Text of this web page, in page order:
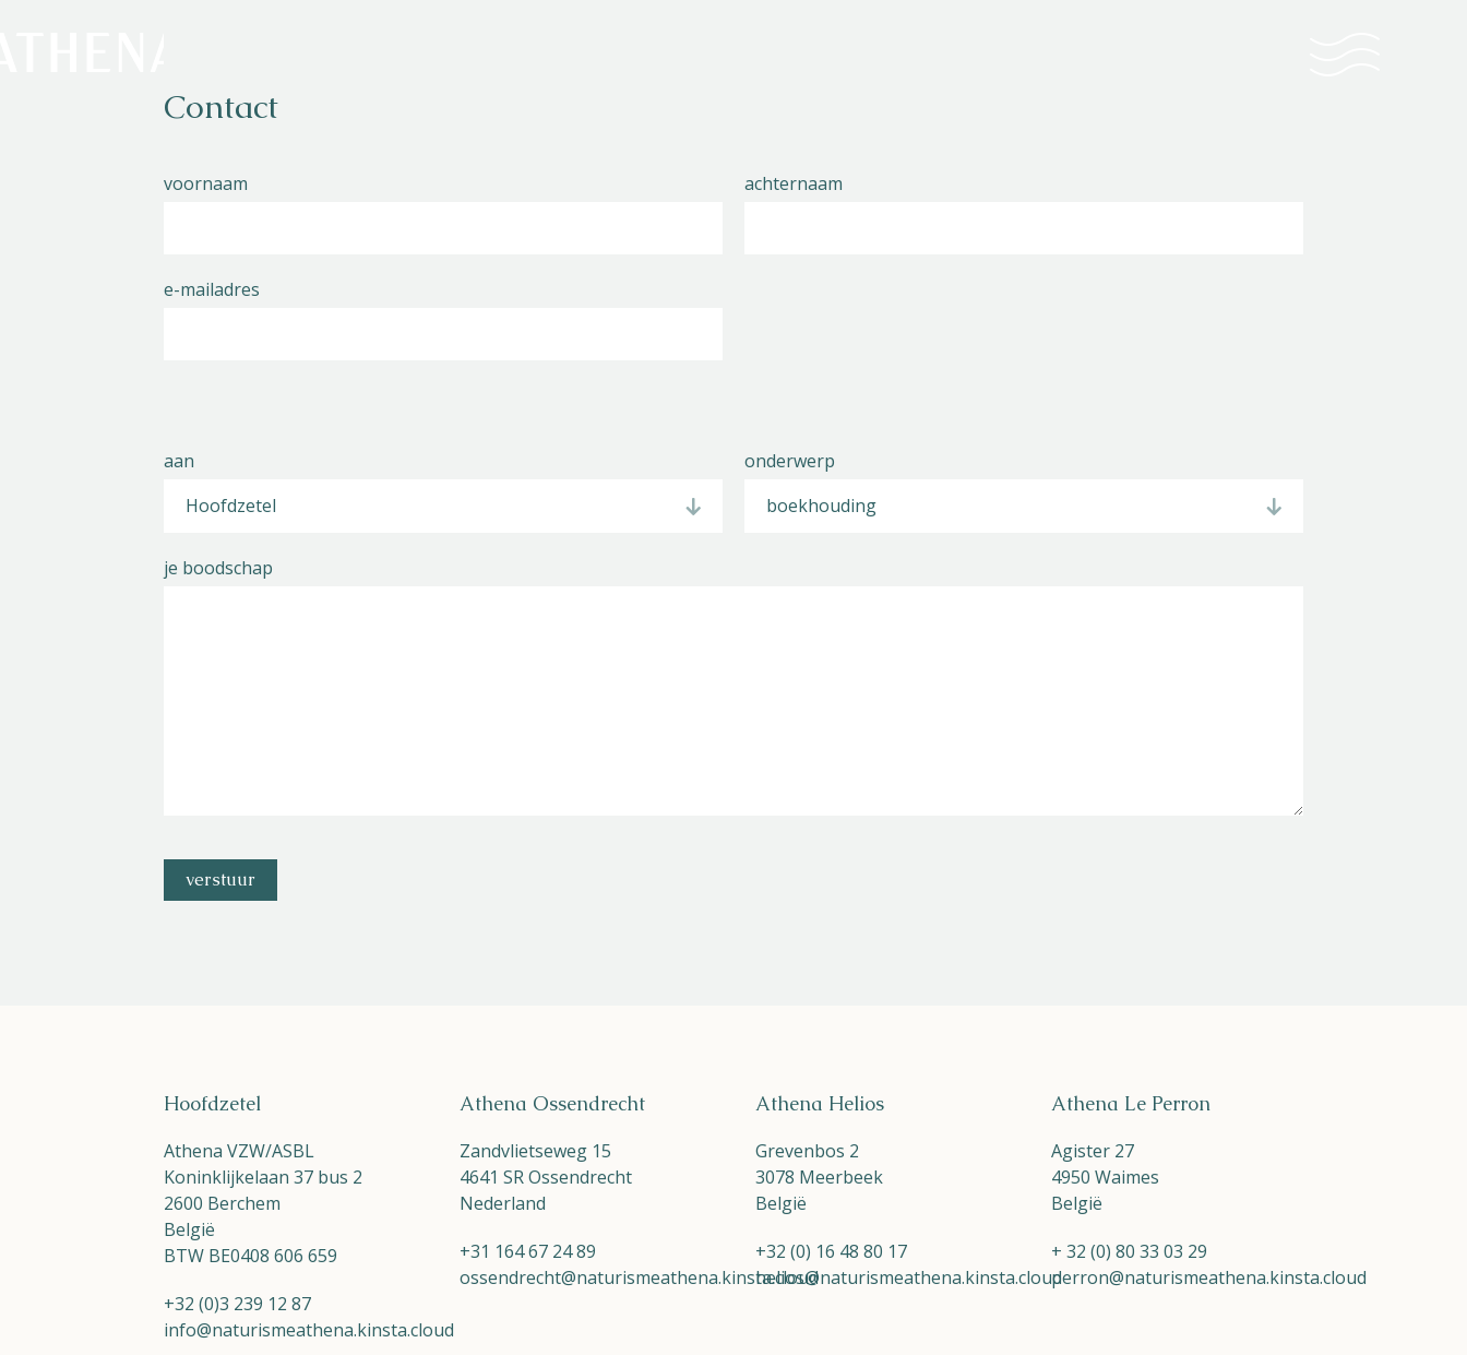
Naturisme
Community
Kalender
Contact
voornaam achternaam
e-mailadres
aan onderwerp
je boodschap
Hoofdzetel
Athena VZW/ASBL
Koninklijkelaan 37 bus 2
2600 Berchem
België
BTW BE0408 606 659
+32 (0)3 239 12 87
info@naturismeathena.kinsta.cloud
Athena Ossendrecht
Zandvlietseweg 15
4641 SR Ossendrecht
Nederland
+31 164 67 24 89
ossendrecht@naturismeathena.kinsta.cloud
Athena Helios
Grevenbos 2
3078 Meerbeek
België
+32 (0) 16 48 80 17
helios@naturismeathena.kinsta.cloud
Athena Le Perron
Agister 27
4950 Waimes
België
+ 32 (0) 80 33 03 29
perron@naturismeathena.kinsta.cloud